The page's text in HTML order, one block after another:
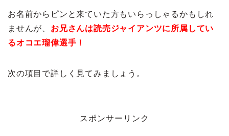
お名前からピンと来ていた方もいらっしゃるかもしれ
ませんが、 お兄さんは読売ジャイアンツに所属してい
るオコエ瑠偉選手！
次の項目で詳しく見てみましょう。
スポンサーリンク